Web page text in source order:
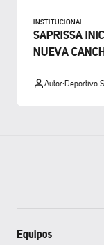
INSTITUCIONAL
SAPRISSA
NUEVA
Autor:Deportivo
Equipos